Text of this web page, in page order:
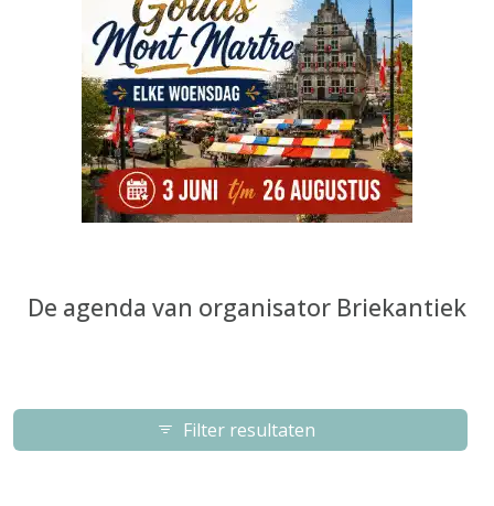
De agenda van organisator Briekantiek
Filter resultaten